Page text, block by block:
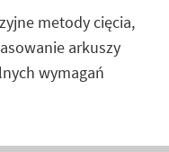
metody cięcia,
arkuszy
wymagań